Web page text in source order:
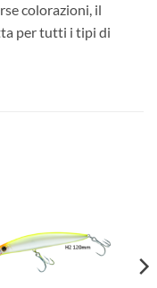
colorazioni, il
per tutti i tipi di